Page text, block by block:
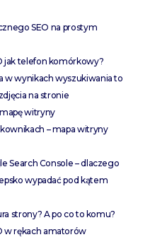
SEO na prostym
jak telefon komórkowy?
w wynikach wyszukiwania to
na stronie
witryny
– mapa witryny
Search Console – dlaczego
wypadać pod kątem
strony? A po co to komu?
w rękach amatorów